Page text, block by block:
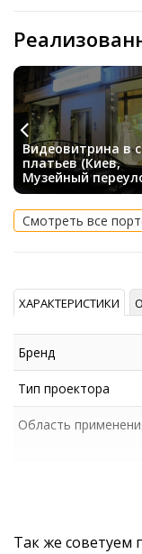
Видеовитрина в
платьев (Киев,
Музейный
Смотреть все
ХАРАКТЕРИСТИКИ
Бренд
Тип проектора
Область
Так же советуем